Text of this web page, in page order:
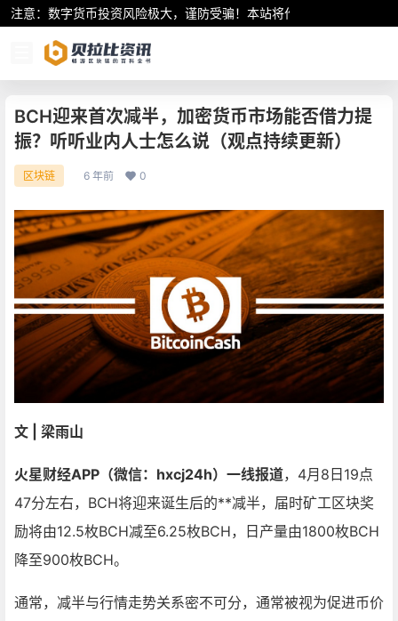
注意：数字货币投资风险极大，谨防受骗！本站将作为行业资讯共享
BCH迎来首次减半，加密货币市场能否借力提
振？听听业内人士怎么说（观点持续更新）
区块链 6 年前 0
文 | 梁雨山
火星财经APP（微信：hxcj24h）一线报道，4月8日19点
47分左右，BCH将迎来诞生后的**减半，届时矿工区块奖
励将由12.5枚BCH减至6.25枚BCH，日产量由1800枚BCH
降至900枚BCH。
通常，减半与行情走势关系密不可分，通常被视为促进币价